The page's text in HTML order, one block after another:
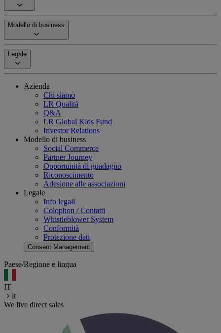
Modello di business
Legale
Azienda
Chi siamo
LR Qualità
Q&A
LR Global Kids Fund
Investor Relations
Modello di business
Social Commerce
Partner Journey
Opportunità di guadagno
Riconoscimento
Adesione alle associazioni
Legale
Info legali
Colophon / Contatti
Whistleblower System
Conformità
Protezione dati
Consent Management
Paese/Regione e lingua
IT
it
We live direct sales